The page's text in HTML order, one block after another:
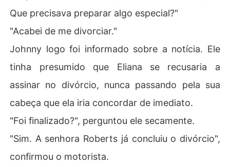
Que precisava preparar algo especial?"
"Acabei de me divorciar."
Johnny logo foi informado sobre a notícia. Ele
tinha presumido que Eliana se recusaria a
assinar no divórcio, nunca passando pela sua
cabeça que ela iria concordar de imediato.
"Foi finalizado?", perguntou ele secamente.
"Sim. A senhora Roberts já concluiu o divórcio",
confirmou o motorista.